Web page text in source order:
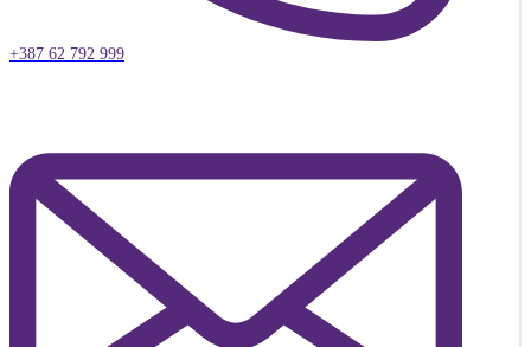
+387 62 792 999